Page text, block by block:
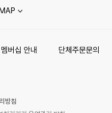
멤버십 안내 단체주문문의
방침